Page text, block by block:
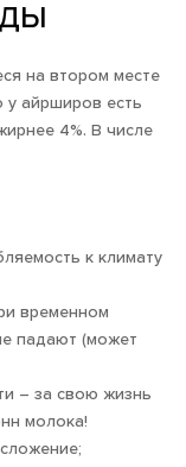
на втором месте
у айрширов есть
4%. В числе
к климату
временном
падают (может
– за свою жизнь
молока!